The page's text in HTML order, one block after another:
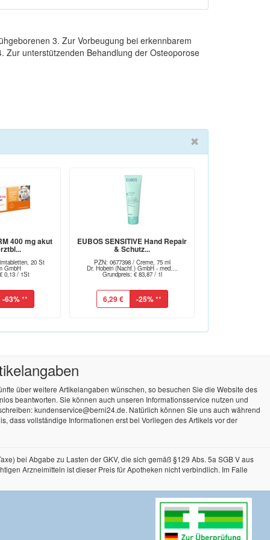
3. Zur Vorbeugung bei erkennbarem
Zur unterstützenden Behandlung der Osteoporose
400 mg akut
20 St
GmbH
0,13 / 1St
-63%**
EUBOS SENSITIVE Hand Repair
& Schutz...
PZN: 0677398 / Creme, 75 ml
Dr. Hobein (Nachf.) GmbH - med....
Grundpreis: € 83,87 / 1l
6,29 € -25%**
über weitere Artikelangaben wünschen, so besuchen Sie die Website des
beantworten. Sie können auch unseren Informationsservice nutzen und
kundenservice@berni24.de. Natürlich können Sie uns auch während
dass vollständige Informationen erst bei Vorliegen des Artikels vor der
bei Abgabe zu Lasten der GKV, die sich gemäß §129 Abs. 5a SGB V aus
Arzneimitteln ist dieser Preis für Apotheken nicht verbindlich. Im Falle